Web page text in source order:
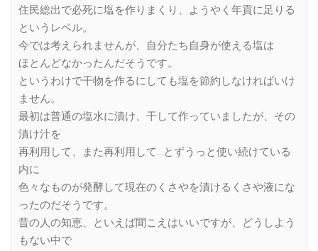
住民総出で必死に塩を作りまくり、ようやく年貢に足りる
というレベル。
今では考えられませんが、自分たち自身が使える塩は
ほとんどなかったんだそうです。
というわけで干物を作るにしても塩を節約しなければいけ
ません。
最初は普通の塩水に漬け、干して作っていましたが、その
漬け汁を
再利用して、また再利用して…とずうっと使い続けている
内に
色々なものが発酵して現在のくさやを漬けるくさや液にな
ったのだそうです。
昔の人の知恵、といえば聞こえはいいですが、どうしよう
もない中で